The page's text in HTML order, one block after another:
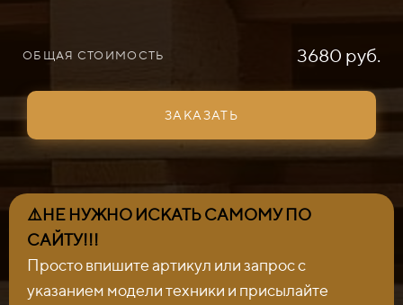
ОБЩАЯ СТОИМОСТЬ 3680 руб.
ЗАКАЗАТЬ
⚠️НЕ НУЖНО ИСКАТЬ САМОМУ ПО
САЙТУ!!!
Просто впишите артикул или запрос с
указанием модели техники и присылайте